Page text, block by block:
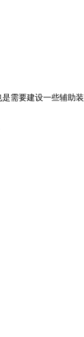
需要建设一些辅助装